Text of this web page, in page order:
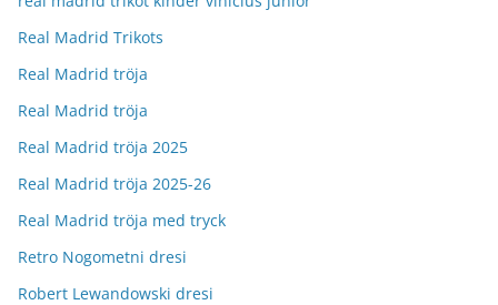
Real Madrid Trikots
Real Madrid tröja
Real Madrid tröja
Real Madrid tröja 2025
Real Madrid tröja 2025-26
Real Madrid tröja med tryck
Retro Nogometni dresi
Robert Lewandowski dresi